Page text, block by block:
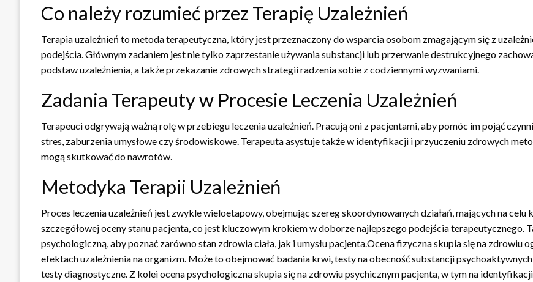
Co należy rozumieć przez Terapię Uzależnień
Terapia uzależnień to metoda terapeutyczna, który jest przeznaczony do wsparcia osobom zmagającym się z
podejścia. Głównym zadaniem jest nie tylko zaprzestanie używania substancji lub przerwanie destrukcyjnego
podstaw uzależnienia, a także przekazanie zdrowych strategii radzenia sobie z codziennymi wyzwaniami.
Zadania Terapeuty w Procesie Leczenia Uzależnień
Terapeuci odgrywają ważną rolę w przebiegu leczenia uzależnień. Pracują oni z pacjentami, aby pomóc im pojąć
stres, zaburzenia umysłowe czy środowiskowe. Terapeuta asystuje także w identyfikacji i przyuczeniu zdrowych
mogą skutkować do nawrotów.
Metodyka Terapii Uzależnień
Proces leczenia uzależnień jest zwykle wieloetapowy, obejmując szereg skoordynowanych działań, mających na
szczegółowej oceny stanu pacjenta, co jest kluczowym krokiem w doborze najlepszego podejścia terapeutycznego.
psychologiczną, aby poznać zarówno stan zdrowia ciała, jak i umysłu pacjenta.Ocena fizyczna skupia się na zdrowiu
efektach uzależnienia na organizm. Może to obejmować badania krwi, testy na obecność substancji
testy diagnostyczne. Z kolei ocena psychologiczna skupia się na zdrowiu psychicznym pacjenta, w tym na